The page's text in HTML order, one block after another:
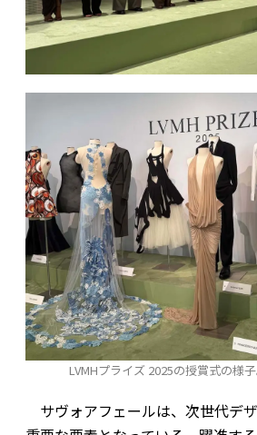
LVMHプライズ 2025の授賞式の様
サヴォアフェールは、次世代デ